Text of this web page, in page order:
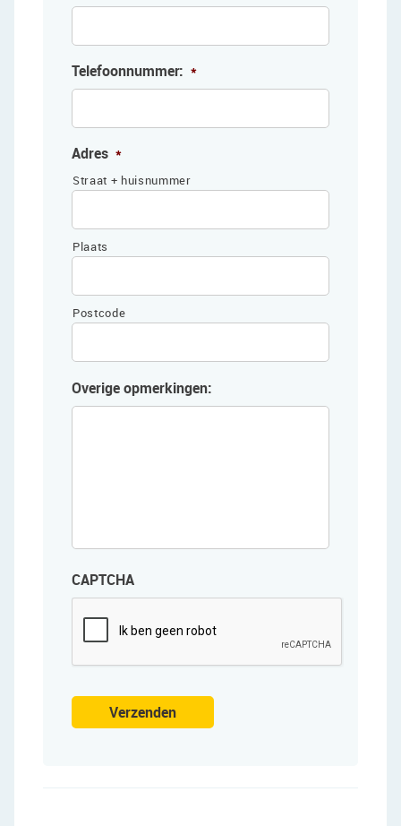
Telefoonnummer: *
Adres *
Straat + huisnummer
Plaats
Postcode
Overige opmerkingen:
CAPTCHA
Verzenden